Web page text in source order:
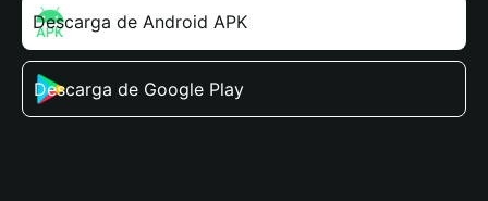
Descarga de Android APK
Descarga de Google Play